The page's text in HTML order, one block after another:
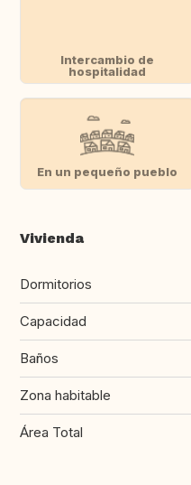
Intercambio de
hospitalidad
En un pequeño pueblo
Vivienda
Dormitorios
Capacidad
Baños
Zona habitable
Área Total